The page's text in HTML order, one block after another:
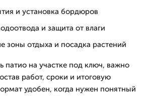
и установка бордюров
и защита от влаги
зоны отдыха и посадка растений
патио на участке под ключ, важно
работ, сроки и итоговую
удобен, когда нужен понятный